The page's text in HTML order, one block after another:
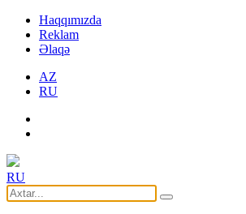
Haqqımızda
Reklam
Əlaqə
AZ
RU
RU